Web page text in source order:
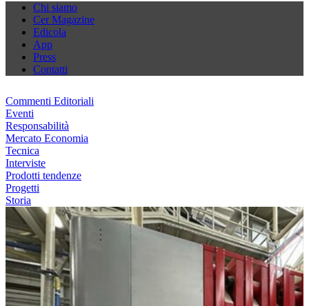
Chi siamo
Cer Magazine
Edicola
App
Press
Contatti
Commenti Editoriali
Eventi
Responsabilità
Mercato Economia
Tecnica
Interviste
Prodotti tendenze
Progetti
Storia